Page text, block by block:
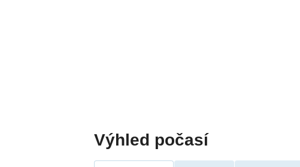
Výhled počasí